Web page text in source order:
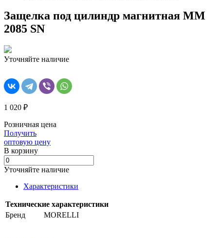
Защелка под цилиндр магнитная MM
2085 SN
Уточняйте наличие
1 020 ₽
Розничная цена
Получить
оптовую цену
В корзинy
Уточняйте наличие
Характеристики
Технические характеристики
Бренд
MORELLI